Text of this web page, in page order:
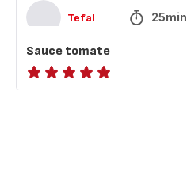
Tefal 25min
Sauce tomate
ratings.NaN